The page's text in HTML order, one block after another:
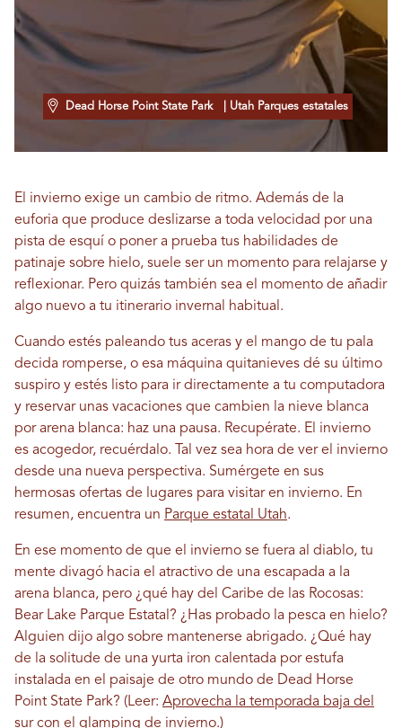
Dead Horse Point State Park | Utah Parques estatales
El invierno exige un cambio de ritmo. Además de la
euforia que produce deslizarse a toda velocidad por una
pista de esquí o poner a prueba tus habilidades de
patinaje sobre hielo, suele ser un momento para relajarse y
reflexionar. Pero quizás también sea el momento de añadir
algo nuevo a tu itinerario invernal habitual.
Cuando estés paleando tus aceras y el mango de tu pala
decida romperse, o esa máquina quitanieves dé su último
suspiro y estés listo para ir directamente a tu computadora
y reservar unas vacaciones que cambien la nieve blanca
por arena blanca: haz una pausa. Recupérate. El invierno
es acogedor, recuérdalo. Tal vez sea hora de ver el invierno
desde una nueva perspectiva. Sumérgete en sus
hermosas ofertas de lugares para visitar en invierno. En
resumen, encuentra un Parque estatal Utah.
En ese momento de que el invierno se fuera al diablo, tu
mente divagó hacia el atractivo de una escapada a la
arena blanca, pero ¿qué hay del Caribe de las Rocosas:
Bear Lake Parque Estatal? ¿Has probado la pesca en hielo?
Alguien dijo algo sobre mantenerse abrigado. ¿Qué hay
de la solitude de una yurta iron calentada por estufa
instalada en el paisaje de otro mundo de Dead Horse
Point State Park? (Leer: Aprovecha la temporada baja del
sur con el glamping de invierno.)